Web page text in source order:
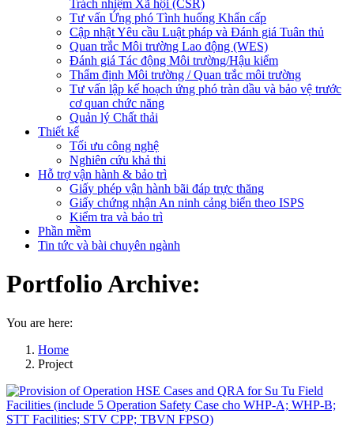
Trách nhiệm Xã hội (CSR)
Tư vấn Ứng phó Tình huống Khẩn cấp
Cập nhật Yêu cầu Luật pháp và Đánh giá Tuân thủ
Quan trắc Môi trường Lao động (WES)
Đánh giá Tác động Môi trường/Hậu kiểm
Thẩm định Môi trường / Quan trắc môi trường
Tư vấn lập kế hoạch ứng phó tràn dầu và bảo vệ trước
cơ quan chức năng
Quản lý Chất thải
Thiết kế
Tối ưu công nghệ
Nghiên cứu khả thi
Hỗ trợ vận hành & bảo trì
Giấy phép vận hành bãi đáp trực thăng
Giấy chứng nhận An ninh cảng biển theo ISPS
Kiểm tra và bảo trì
Phần mềm
Tin tức và bài chuyên ngành
Portfolio Archive:
You are here:
Home
Project